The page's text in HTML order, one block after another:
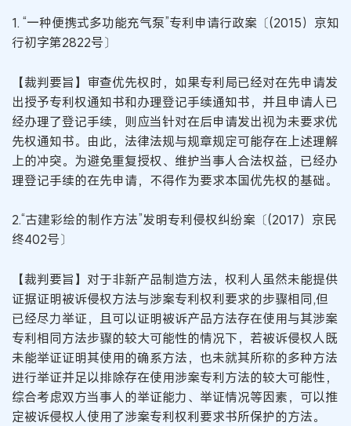
1. “一种便携式多功能充气泵”专利申请行政案〔(2015）京知
行初字第2822号〕
【裁判要旨】审查优先权时，如果专利局已经对在先申请发
出授予专利权通知书和办理登记手续通知书，并且申请人已
经办理了登记手续，则应当针对在后申请发出视为未要求优
先权通知书。由此，法律法规与规章规定可能存在上述理解
上的冲突。为避免重复授权、维护当事人合法权益，已经办
理登记手续的在先申请，不得作为要求本国优先权的基础。
2.“古建彩绘的制作方法”发明专利侵权纠纷案〔(2017）京民
终402号〕
【裁判要旨】对于非新产品制造方法，权利人虽然未能提供
证据证明被诉侵权方法与涉案专利权利要求的步骤相同,但
已经尽力举证，且可以证明被诉产品方法存在使用与其涉案
专利相同方法步骤的较大可能性的情况下，若被诉侵权人既
未能举证证明其使用的确系方法，也未就其所称的多种方法
进行举证并足以排除存在使用涉案专利方法的较大可能性，
综合考虑双方当事人的举证能力、举证情况等因素，可以推
定被诉侵权人使用了涉案专利权利要求书所保护的方法。